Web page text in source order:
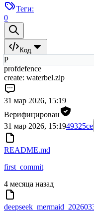
Теги:
0
Код
P
profdefence
create: waterbel.zip
31 мар 2026, 15:19
Верифицирован
31 мар 2026, 15:1949325ce
README.md
first_commit
4 месяца назад